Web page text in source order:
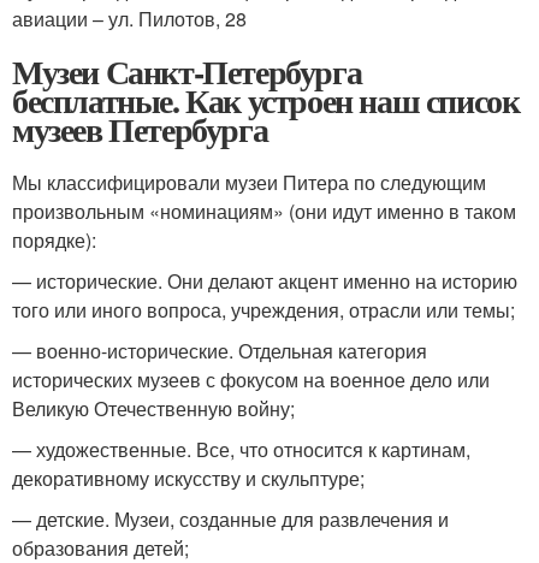
авиации – ул. Пилотов, 28
Музеи Санкт-Петербурга
бесплатные. Как устроен наш список
музеев Петербурга
Мы классифицировали музеи Питера по следующим
произвольным «номинациям» (они идут именно в таком
порядке):
— исторические. Они делают акцент именно на историю
того или иного вопроса, учреждения, отрасли или темы;
— военно-исторические. Отдельная категория
исторических музеев с фокусом на военное дело или
Великую Отечественную войну;
— художественные. Все, что относится к картинам,
декоративному искусству и скульптуре;
— детские. Музеи, созданные для развлечения и
образования детей;